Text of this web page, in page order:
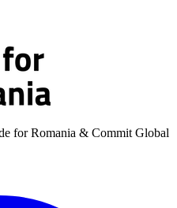
for Romania & Commit Global